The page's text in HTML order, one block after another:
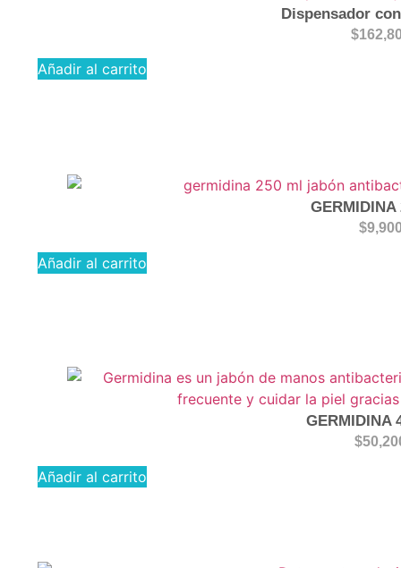
Dispensador
$
Añadir al carrito
GERMIDINA
$
Añadir al carrito
GERMIDINA
$
Añadir al carrito